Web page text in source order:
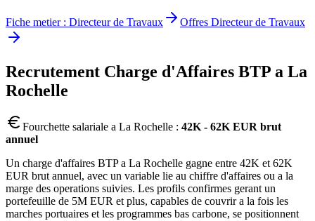
Fiche metier : Directeur de Travaux Offres Directeur de Travaux
Recrutement Charge d'Affaires BTP a La
Rochelle
Fourchette salariale a La Rochelle : 42K - 62K EUR brut
annuel
Un charge d'affaires BTP a La Rochelle gagne entre 42K et 62K
EUR brut annuel, avec un variable lie au chiffre d'affaires ou a la
marge des operations suivies. Les profils confirmes gerant un
portefeuille de 5M EUR et plus, capables de couvrir a la fois les
marches portuaires et les programmes bas carbone, se positionnent